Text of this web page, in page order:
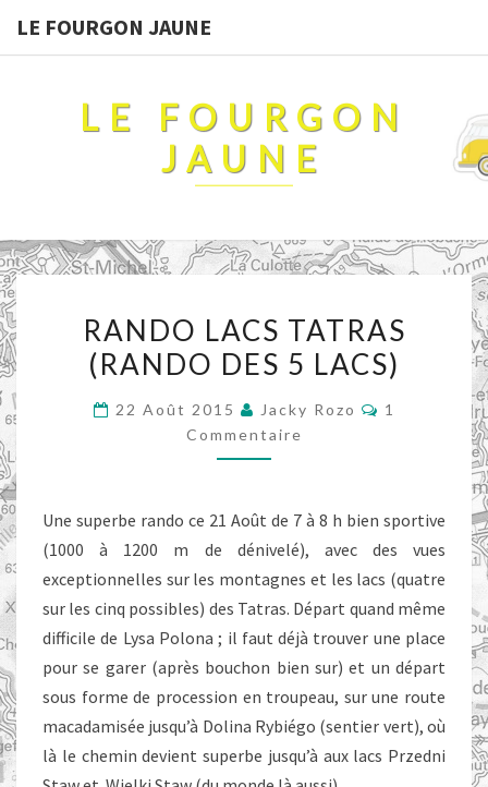
LE FOURGON JAUNE
LE FOURGON
JAUNE
LACS
TATRAS
DES
5
RANDO LACS TATRAS
(RANDO DES 5 LACS)
22 Août 2015 Jacky Rozo
1
Commentaire
Une superbe rando ce 21 Août de 7 à 8 h bien sportive
(1000 à 1200 m de dénivelé), avec des vues
exceptionnelles sur les montagnes et les lacs (quatre
sur les cinq possibles) des Tatras. Départ quand même
difficile de Lysa Polona ; il faut déjà trouver une place
pour se garer (après bouchon bien sur) et un départ
sous forme de procession en troupeau, sur une route
macadamisée jusqu’à Dolina Rybiégo (sentier vert), où
là le chemin devient superbe jusqu’à aux lacs Przedni